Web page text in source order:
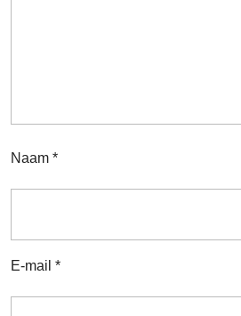
Naam *
E-mail *